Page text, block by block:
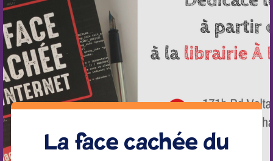
La face cachée du